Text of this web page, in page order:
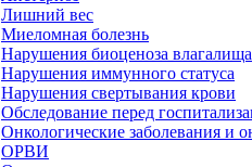
Лишний вес
Миеломная болезнь
Нарушения биоценоза влагалища
Нарушения иммунного статуса
Нарушения свертывания крови
Обследование перед
Онкологические заболевания и
ОРВИ